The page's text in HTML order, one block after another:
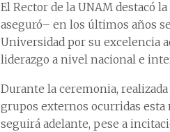
El Rector de la UNAM destacó
aseguró– en los últimos años
Universidad por su excelencia
liderazgo a nivel nacional e
Durante la ceremonia,
grupos externos ocurridas esta
seguirá adelante, pese a